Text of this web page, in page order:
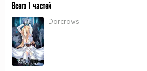
Всего 1 частей
Darcrows